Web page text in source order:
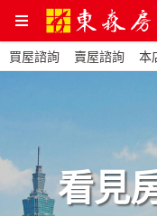
買屋諮詢 賣屋諮詢 本
看見